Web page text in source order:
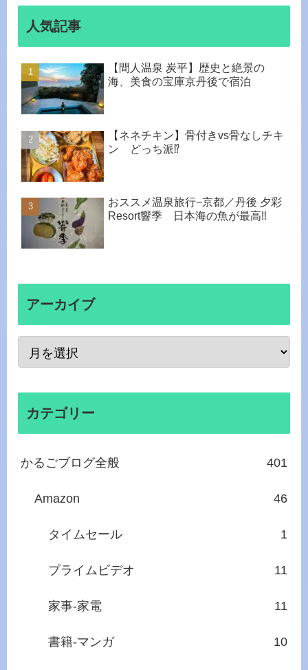
人気記事
【間人温泉 炭平】歴史と絶景の
海、美食の宝庫京丹後で宿泊
【ネネチキン】骨付きvs骨なしチキ
ン どっち派⁉︎
おススメ温泉旅行−京都／丹後 夕彩
Resort響季 日本海の魚が最高‼
アーカイブ
カテゴリー
かるごブログ全般 401
Amazon 46
タイムセール 1
プライムビデオ 11
家事‐家電 11
書籍‐マンガ 10